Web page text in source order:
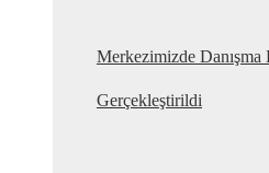
Merkezimizde Danışma
Gerçekleştirildi